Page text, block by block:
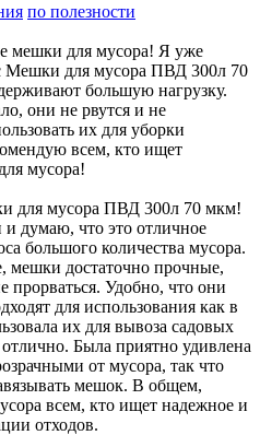
по полезности
мешки для мусора! Я уже
Мешки для мусора ПВД 300л 70
большую нагрузку.
они не рвутся и не
их для уборки
всем, кто ищет
мусора!
для мусора ПВД 300л 70 мкм!
думаю, что это отличное
большого количества мусора.
мешки достаточно прочные,
прорваться. Удобно, что они
для использования как в
их для вывоза садовых
Была приятно удивлена
от мусора, так что
мешок. В общем,
всем, кто ищет надежное и
отходов.